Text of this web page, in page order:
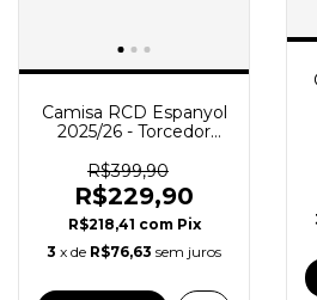
Camisa RCD Espanyol
2025/26 - Torcedor
Branca
R$399,90
R$229,90
R$218,41 com Pix
3 x de R$76,63 sem juros